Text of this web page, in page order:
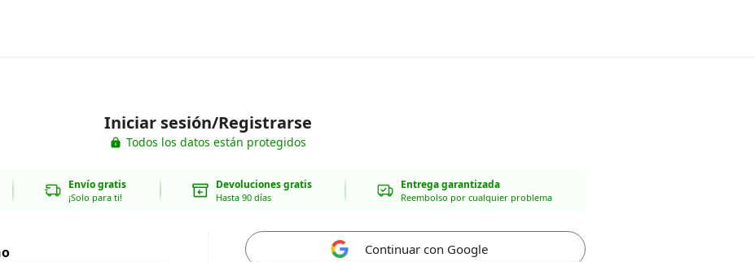
Iniciar sesión/Registrarse
Todos los datos están protegidos
Envío gratis
¡Solo para ti!
Devoluciones gratis
Hasta 90 días
Entrega garantizada
Reembolso por cualquier problema
Continuar con Google